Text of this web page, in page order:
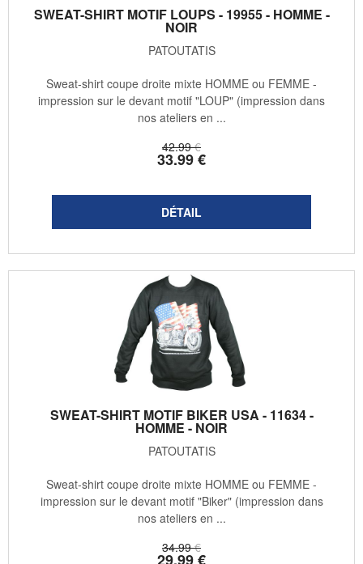
SWEAT-SHIRT MOTIF LOUPS - 19955 - HOMME -
NOIR
PATOUTATIS
42.99 €
33.99€
Sweat-shirt coupe droite mixte HOMME ou FEMME -
impression sur le devant motif "LOUP" (impression dans
nos ateliers en ...
SWEAT-SHIRT MOTIF BIKER USA - 11634 -
HOMME - NOIR
PATOUTATIS
34.99 €
Sweat-shirt coupe droite mixte HOMME ou FEMME -
impression sur le devant motif "Biker" (impression dans
nos ateliers en ...